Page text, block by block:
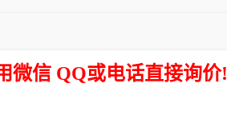
微信 QQ或电话直接询价!